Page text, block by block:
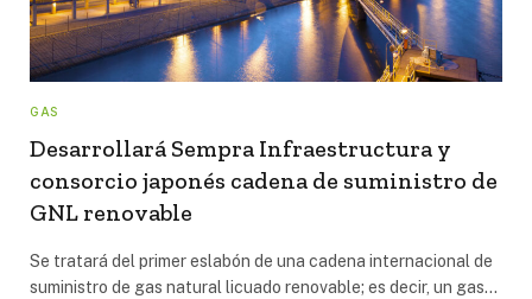
GAS
Desarrollará Sempra Infraestructura y
consorcio japonés cadena de suministro de
GNL renovable
Se tratará del primer eslabón de una cadena internacional de
suministro de gas natural licuado renovable; es decir, un gas…